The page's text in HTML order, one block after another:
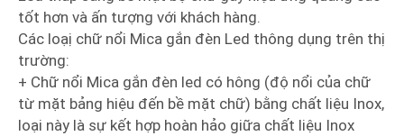
tốt hơn và ấn tượng với khách hàng.
Các loạị chữ nổi Mica gắn đèn Led thông dụng trên thị
trường:
+ Chữ nổi Mica gắn đèn led có hông (độ nổi của chữ
từ mặt bảng hiệu đến bề mặt chữ) bằng chất liệu Inox,
loại này là sự kết hợp hoàn hảo giữa chất liệu Inox